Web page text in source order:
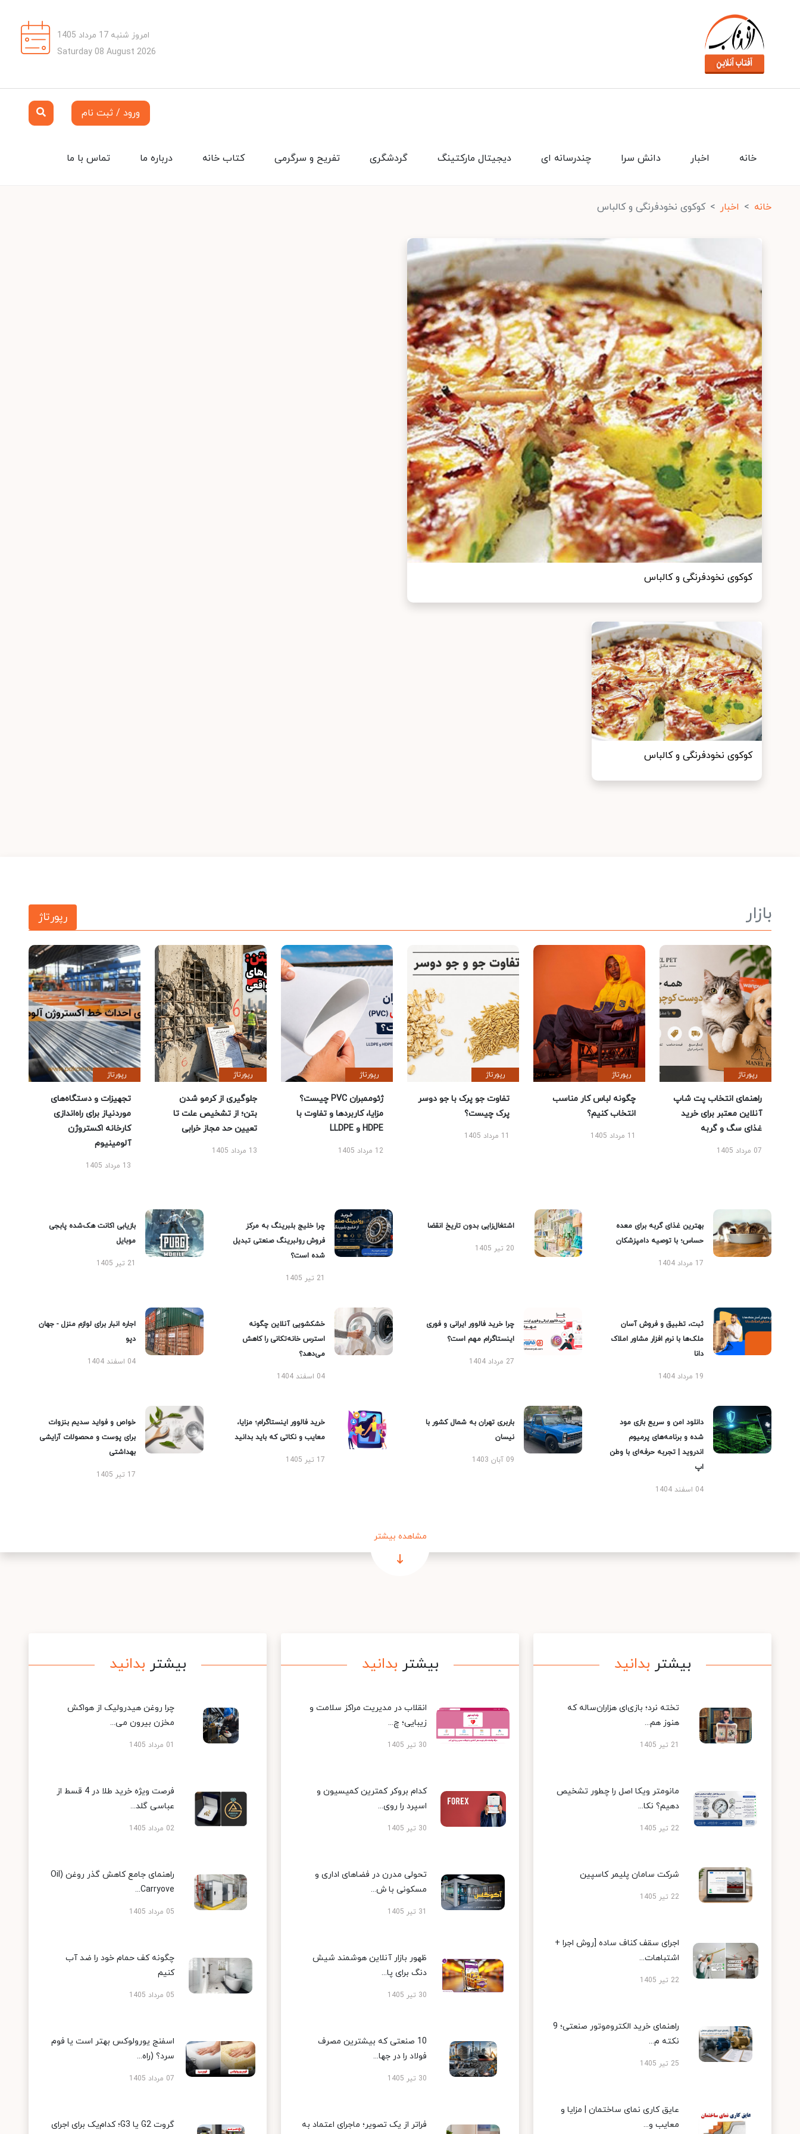
امروز شنبه 17 مرداد 1405
Saturday 08 August 2026
ورود / ثبت نام
تماس با ما درباره ما کتاب خانه تفریح و سرگرمی گردشگری دیجیتال مارکتینگ چندرسانه ای دانش سرا اخبار خانه
خانه اخبار کوکوی نخودفرنگی و کالباس
کوکوی نخودفرنگی و کالباس
کوکوی نخودفرنگی و کالباس
بازار رپورتاژ
رپورتاژ
راهنمای انتخاب پت شاپ
آنلاین معتبر برای خرید
غذای سگ و گربه
07 مرداد 1405
رپورتاژ
چگونه لباس کار مناسب
انتخاب کنیم؟
11 مرداد 1405
رپورتاژ
تفاوت جو پرک با جو دوسر
پرک چیست؟
11 مرداد 1405
رپورتاژ
ژئوممبران PVC چیست؟
مزایا، کاربردها و تفاوت با
HDPE و LLDPE
12 مرداد 1405
رپورتاژ
جلوگیری از کرمو شدن
بتن؛ از تشخیص علت تا
تعیین حد مجاز خرابی
13 مرداد 1405
رپورتاژ
تجهیزات و دستگاه‌های
موردنیاز برای راه‌اندازی
کارخانه اکستروژن
آلومینیوم
13 مرداد 1405
بهترین غذای گربه برای معده
حساس؛ با توصیه دامپزشکان
17 مرداد 1404
اشتغال‌زایی بدون تاریخ انقضا
20 تیر 1405
چرا خلیج بلبرینگ به مرکز
فروش رولبرینگ صنعتی تبدیل
شده است؟
21 تیر 1405
بازیابی اکانت هک‌شده پابجی
موبایل
21 تیر 1405
ثبت، تطبیق و فروش آسان
ملک‌ها با نرم افزار مشاور املاک
دانا
19 مرداد 1404
چرا خرید فالوور ایرانی و فوری
اینستاگرام مهم است؟
27 مرداد 1404
خشکشویی آنلاین چگونه
استرس خانه‌تکانی را کاهش
می‌دهد؟
04 اسفند 1404
اجاره انبار برای لوازم منزل - جهان
دپو
04 اسفند 1404
دانلود امن و سریع بازی مود
شده و برنامه‌های پرمیوم
اندروید | تجربه حرفه‌ای با وطن
اپ
04 اسفند 1404
باربری تهران به شمال کشور با
نیسان
09 آبان 1403
خرید فالوور اینستاگرام؛ مزایا،
معایب و نکاتی که باید بدانید
17 تیر 1405
خواص و فواید سدیم بنزوات
برای پوست و محصولات آرایشی
بهداشتی
17 تیر 1405
مشاهده بیشتر
بیشتر بدانید
تخته نرد؛ بازی‌ای هزاران‌ساله که
هنوز هم...
21 تیر 1405
مانومتر ویکا اصل را چطور تشخیص
دهیم؟ نکا...
22 تیر 1405
شرکت سامان پلیمر کاسپین
22 تیر 1405
اجرای سقف کناف ساده [روش اجرا +
اشتباهات...
22 تیر 1405
راهنمای خرید الکتروموتور صنعتی؛ 9
نکته م...
25 تیر 1405
عایق کاری نمای ساختمان | مزایا و
معایب و...
بیشتر بدانید
انقلاب در مدیریت مراکز سلامت و
زیبایی؛ چ...
30 تیر 1405
کدام بروکر کمترین کمیسیون و
اسپرد را روی...
30 تیر 1405
تحولی مدرن در فضاهای اداری و
مسکونی با ش...
31 تیر 1405
ظهور بازار آنلاین هوشمند شیش
دنگ برای پا...
30 تیر 1405
10 صنعتی که بیشترین مصرف
فولاد را در جها...
30 تیر 1405
فراتر از یک تصویر؛ ماجرای اعتماد به
بیشتر بدانید
چرا روغن هیدرولیک از هواکش
مخزن بیرون می...
01 مرداد 1405
فرصت ویژه خرید طلا در 4 قسط از
عباسی گلد...
02 مرداد 1405
راهنمای جامع کاهش گذر روغن (Oil
Carryove...
05 مرداد 1405
چگونه کف حمام خود را ضد آب
کنیم
05 مرداد 1405
اسفنج یورولوکس بهتر است یا فوم
سرد؟ (راه...
07 مرداد 1405
گروت G2 یا G3؛ کدام‌یک برای اجرای